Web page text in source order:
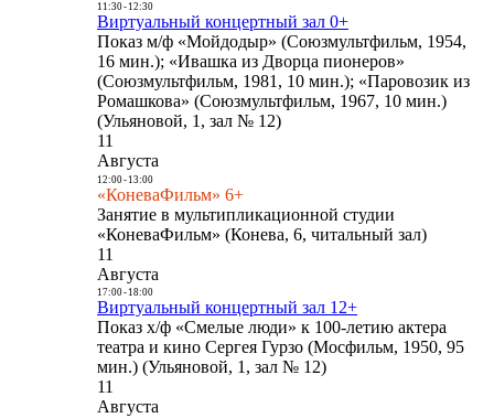
11:30- 12:30
Виртуальный концертный зал 0+
Показ м/ф «Мойдодыр» (Союзмультфильм, 1954,
16 мин.); «Ивашка из Дворца пионеров»
(Союзмультфильм, 1981, 10 мин.); «Паровозик из
Ромашкова» (Союзмультфильм, 1967, 10 мин.)
(Ульяновой, 1, зал № 12)
11
Августа
12:00- 13:00
«КоневаФильм» 6+
Занятие в мультипликационной студии
«КоневаФильм» (Конева, 6, читальный зал)
11
Августа
17:00- 18:00
Виртуальный концертный зал 12+
Показ х/ф «Смелые люди» к 100-летию актера
театра и кино Сергея Гурзо (Мосфильм, 1950, 95
мин.) (Ульяновой, 1, зал № 12)
11
Августа